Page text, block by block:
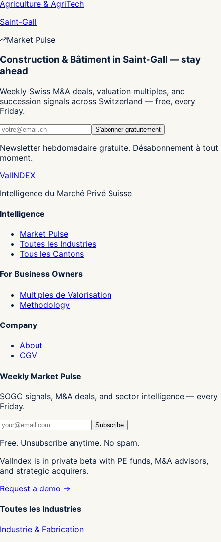
Agriculture & AgriTech
Saint-Gall
Market Pulse
Construction & Bâtiment in Saint-Gall — stay
ahead
Weekly Swiss M&A deals, valuation multiples, and
succession signals across Switzerland — free, every
Friday.
S'abonner gratuitement
Newsletter hebdomadaire gratuite. Désabonnement à tout
moment.
ValINDEX
Intelligence du Marché Privé Suisse
Intelligence
Market Pulse
Toutes les Industries
Tous les Cantons
For Business Owners
Multiples de Valorisation
Methodology
Company
About
CGV
Weekly Market Pulse
SOGC signals, M&A deals, and sector intelligence — every
Friday.
Subscribe
Free. Unsubscribe anytime. No spam.
ValIndex is in private beta with PE funds, M&A advisors,
and strategic acquirers.
Request a demo →
Toutes les Industries
Industrie & Fabrication